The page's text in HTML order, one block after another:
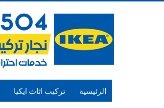
الرئيسية تركيب اثاث ايكيا